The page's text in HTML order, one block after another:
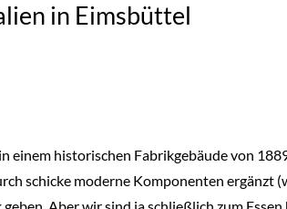
in Eimsbüttel
einem historischen Fabrikgebäude von
schicke moderne Komponenten ergänzt